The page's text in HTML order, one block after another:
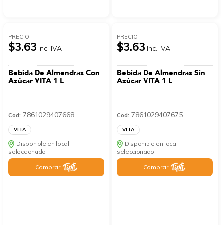
PRECIO
$3.63 Inc. IVA
Bebida De Almendras Con
Azúcar VITA 1 L
Cod: 7861029407668
VITA
Disponible en local
seleccionado
Comprar
PRECIO
$3.63 Inc. IVA
Bebida De Almendras Sin
Azúcar VITA 1 L
Cod: 7861029407675
VITA
Disponible en local
seleccionado
Comprar